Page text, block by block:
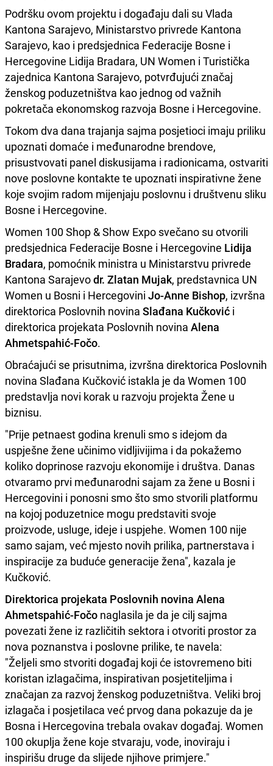
Podršku ovom projektu i događaju dali su Vlada
Kantona Sarajevo, Ministarstvo privrede Kantona
Sarajevo, kao i predsjednica Federacije Bosne i
Hercegovine Lidija Bradara, UN Women i Turistička
zajednica Kantona Sarajevo, potvrđujući značaj
ženskog poduzetništva kao jednog od važnih
pokretača ekonomskog razvoja Bosne i Hercegovine.
Tokom dva dana trajanja sajma posjetioci imaju priliku
upoznati domaće i međunarodne brendove,
prisustvovati panel diskusijama i radionicama, ostvariti
nove poslovne kontakte te upoznati inspirativne žene
koje svojim radom mijenjaju poslovnu i društvenu sliku
Bosne i Hercegovine.
Women 100 Shop & Show Expo svečano su otvorili
predsjednica Federacije Bosne i Hercegovine Lidija
Bradara, pomoćnik ministra u Ministarstvu privrede
Kantona Sarajevodr. Zlatan Mujak, predstavnica UN
Women u Bosni i Hercegovini Jo-Anne Bishop, izvršna
direktorica Poslovnih novina Slađana Kučković i
direktorica projekata Poslovnih novina Alena
Ahmetspahić-Fočo.
Obraćajući se prisutnima, izvršna direktorica Poslovnih
novina Slađana Kučković istakla je da Women 100
predstavlja novi korak u razvoju projekta Žene u
biznisu.
"Prije petnaest godina krenuli smo s idejom da
uspješne žene učinimo vidljivijima i da pokažemo
koliko doprinose razvoju ekonomije i društva. Danas
otvaramo prvi međunarodni sajam za žene u Bosni i
Hercegovini i ponosni smo što smo stvorili platformu
na kojoj poduzetnice mogu predstaviti svoje
proizvode, usluge, ideje i uspjehe. Women 100 nije
samo sajam, već mjesto novih prilika, partnerstava i
inspiracije za buduće generacije žena", kazala je
Kučković.
Direktorica projekata Poslovnih novina Alena
Ahmetspahić-Fočo naglasila je da je cilj sajma
povezati žene iz različitih sektora i otvoriti prostor za
nova poznanstva i poslovne prilike, te navela:
"Željeli smo stvoriti događaj koji će istovremeno biti
koristan izlagačima, inspirativan posjetiteljima i
značajan za razvoj ženskog poduzetništva. Veliki broj
izlagača i posjetilaca već prvog dana pokazuje da je
Bosna i Hercegovina trebala ovakav događaj. Women
100 okuplja žene koje stvaraju, vode, inoviraju i
inspirišu druge da slijede njihove primjere."